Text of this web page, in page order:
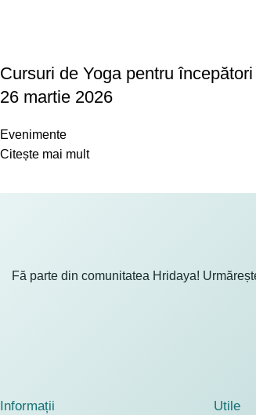
Cursuri de Yoga pentru
26 martie 2026
Evenimente
Citește mai mult
Fă parte din comunitatea Hridaya!
Informații Utile